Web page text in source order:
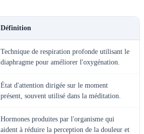
Définition
Technique de respiration profonde utilisant le
diaphragme pour améliorer l'oxygénation.
État d'attention dirigée sur le moment
présent, souvent utilisé dans la méditation.
Hormones produites par l'organisme qui
aident à réduire la perception de la douleur et